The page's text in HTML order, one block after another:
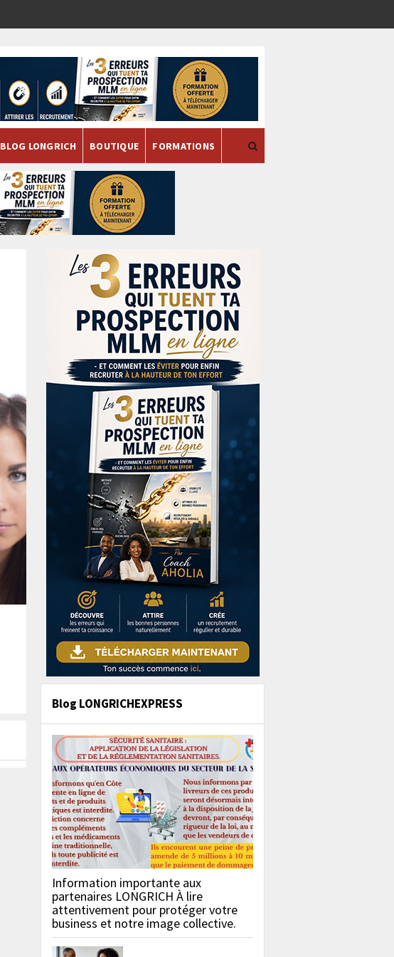
BLOG LONGRICH BOUTIQUE FORMATIONS
Blog LONGRICHEXPRESS
Information importante aux
partenaires LONGRICH À lire
attentivement pour protéger votre
business et notre image collective.